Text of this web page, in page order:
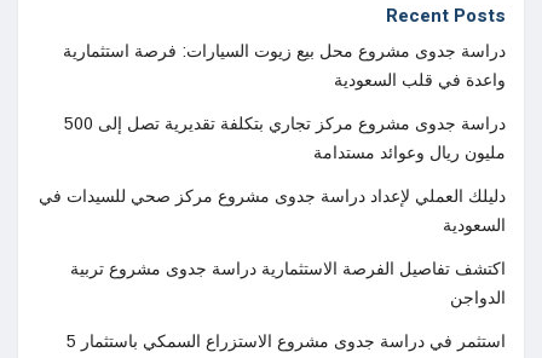
Recent Posts
دراسة جدوى مشروع محل بيع زيوت السيارات: فرصة استثمارية
واعدة في قلب السعودية
دراسة جدوى مشروع مركز تجاري بتكلفة تقديرية تصل إلى 500
مليون ريال وعوائد مستدامة
دليلك العملي لإعداد دراسة جدوى مشروع مركز صحي للسيدات في
السعودية
اكتشف تفاصيل الفرصة الاستثمارية دراسة جدوى مشروع تربية
الدواجن
استثمر في دراسة جدوى مشروع الاستزراع السمكي باستثمار 5